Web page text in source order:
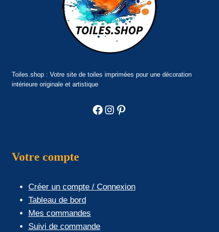
Toiles.shop : Votre site de toiles imprimées pour une décoration
intérieure originale et artistique
Facebook
Instagram
Pinterest
Votre compte
Créer un compte / Connexion
Tableau de bord
Mes commandes
Suivi de commande